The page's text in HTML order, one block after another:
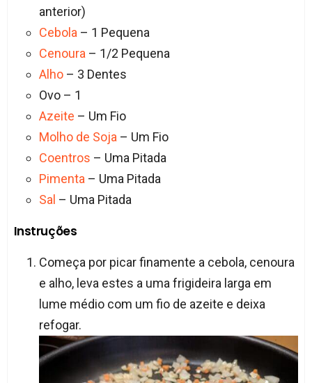
anterior)
Cebola– 1 Pequena
Cenoura– 1/2 Pequena
Alho– 3 Dentes
Ovo – 1
Azeite – Um Fio
Molho de Soja– Um Fio
Coentros – Uma Pitada
Pimenta– Uma Pitada
Sal – Uma Pitada
Instruções
Começa por picar finamente a cebola, cenoura
e alho, leva estes a uma frigideira larga em
lume médio com um fio de azeite e deixa
refogar.